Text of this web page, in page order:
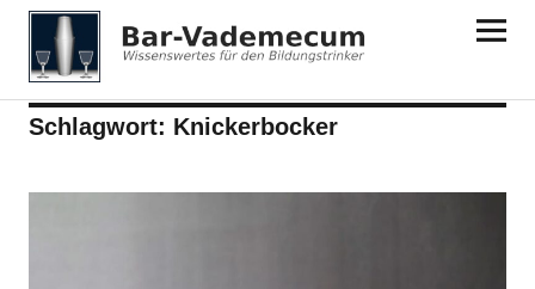
Bar-Vademecum
Schlagwort: Knickerbocker